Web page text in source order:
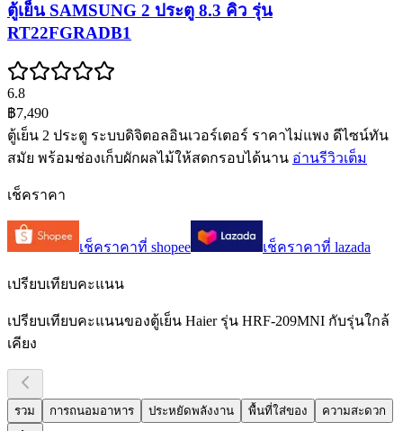
ตู้เย็น SAMSUNG 2 ประตู 8.3 คิว รุ่น
RT22FGRADB1
6.8
฿7,490
ตู้เย็น 2 ประตู ระบบดิจิตอลอินเวอร์เตอร์ ราคาไม่แพง ดีไซน์ทัน
สมัย พร้อมช่องเก็บผักผลไม้ให้สดกรอบได้นาน อ่านรีวิวเต็ม
เช็คราคา
เช็คราคาที่ shopee เช็คราคาที่ lazada
เปรียบเทียบคะแนน
เปรียบเทียบคะแนนของตู้เย็น Haier รุ่น HRF-209MNI กับรุ่นใกล้
เคียง
รวม การถนอมอาหาร ประหยัดพลังงาน พื้นที่ใส่ของ ความสะดวก